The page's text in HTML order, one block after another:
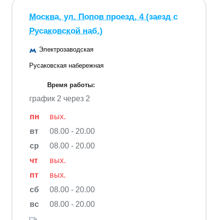
Москва, ул. Попов проезд, 4 (заезд с
Русаковской наб.)
Электрозаводская
Русаковская набережная
Время работы:
график 2 через 2
пн
вых.
вт
08.00 - 20.00
ср
08.00 - 20.00
чт
вых.
пт
вых.
сб
08.00 - 20.00
вс
08.00 - 20.00